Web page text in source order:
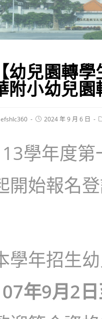
【幼兒園轉
附小幼兒
efshlc360
Post2024 年 9 月 6 日
學年度第
開始報名
學年招生
年9月2